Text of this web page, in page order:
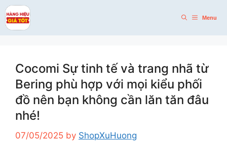
Skip
to
content
Menu
Cocomi Sự tinh tế và trang nhã từ
Bering phù hợp với mọi kiểu phối
đồ nên bạn không cần lăn tăn đâu
nhé!
07/05/2025 by ShopXuHuong